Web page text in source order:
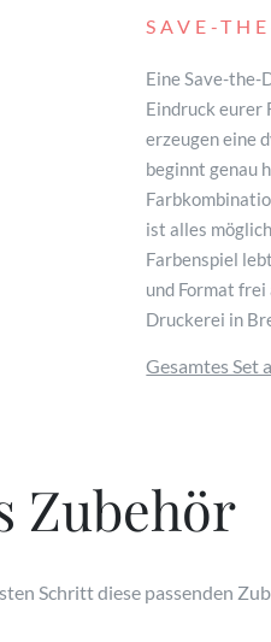
SAVE-
Eine Save-the-
Eindruck eurer
erzeugen eine
beginnt genau
ist alles
Farbenspiel
und Format
Druckerei in
Gesamtes Set
Zubehör
Schritt diese passenden